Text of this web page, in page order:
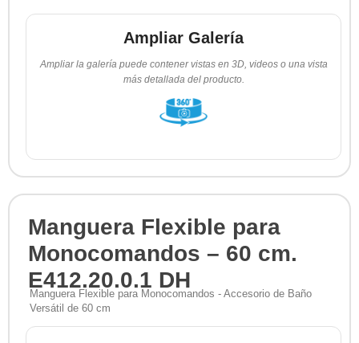
Ampliar Galería
Ampliar la galería puede contener vistas en 3D, videos o una vista
más detallada del producto.
Manguera Flexible para
Monocomandos – 60 cm.
E412.20.0.1 DH
Manguera Flexible para Monocomandos - Accesorio de Baño
Versátil de 60 cm